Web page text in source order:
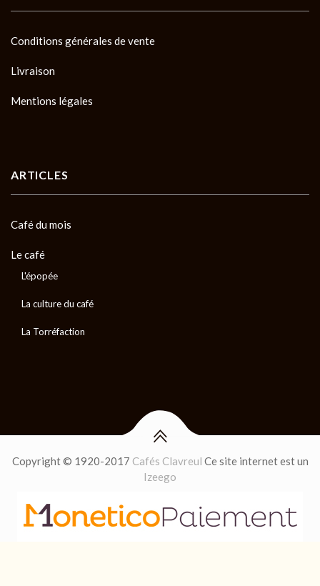
Conditions générales de vente
Livraison
Mentions légales
ARTICLES
Café du mois
Le café
L'épopée
La culture du café
La Torréfaction
Copyright © 1920-2017 Cafés Clavreul Ce site internet est un
Izeego